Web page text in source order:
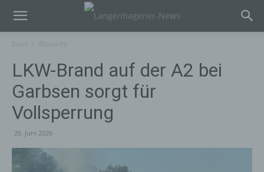
LKW-Brand auf der A2 bei
Garbsen sorgt für
Vollsperrung
26. Juni 2026